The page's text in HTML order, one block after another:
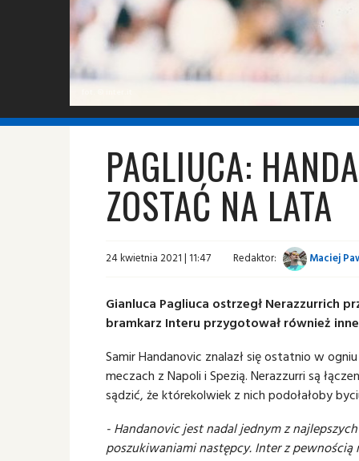
PAGLIUCA:
ZOSTAĆ NA LATA
24 kwietnia 2021 | 11:47 Redaktor: Maciej
Gianluca Pagliuca ostrzegł Nerazzurrich
bramkarz Interu przygotował również
Samir Handanovic znalazł się ostatnio w
meczach z Napoli i Spezią. Nerazzurri są
sądzić, że którekolwiek z nich podołałoby
- Handanovic jest nadal jednym z
poszukiwaniami następcy. Inter z pewnością